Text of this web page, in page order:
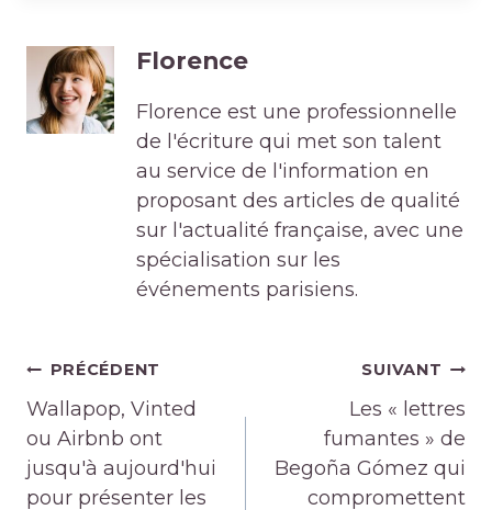
Florence
Florence est une professionnelle
de l'écriture qui met son talent
au service de l'information en
proposant des articles de qualité
sur l'actualité française, avec une
spécialisation sur les
événements parisiens.
Navigation
de
l’article
PRÉCÉDENT
Wallapop, Vinted
ou Airbnb ont
jusqu'à aujourd'hui
pour présenter les
SUIVANT
Les « lettres
fumantes » de
Begoña Gómez qui
compromettent